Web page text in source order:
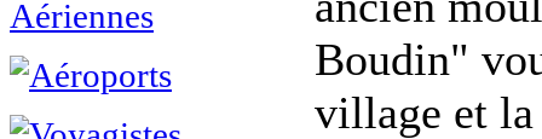
Boudin"
village et